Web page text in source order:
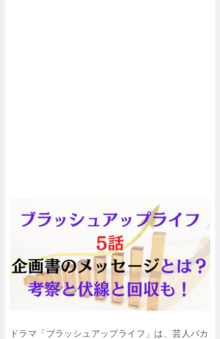
ドラマ「ブラッシュアップライフ」は、芸人バカ